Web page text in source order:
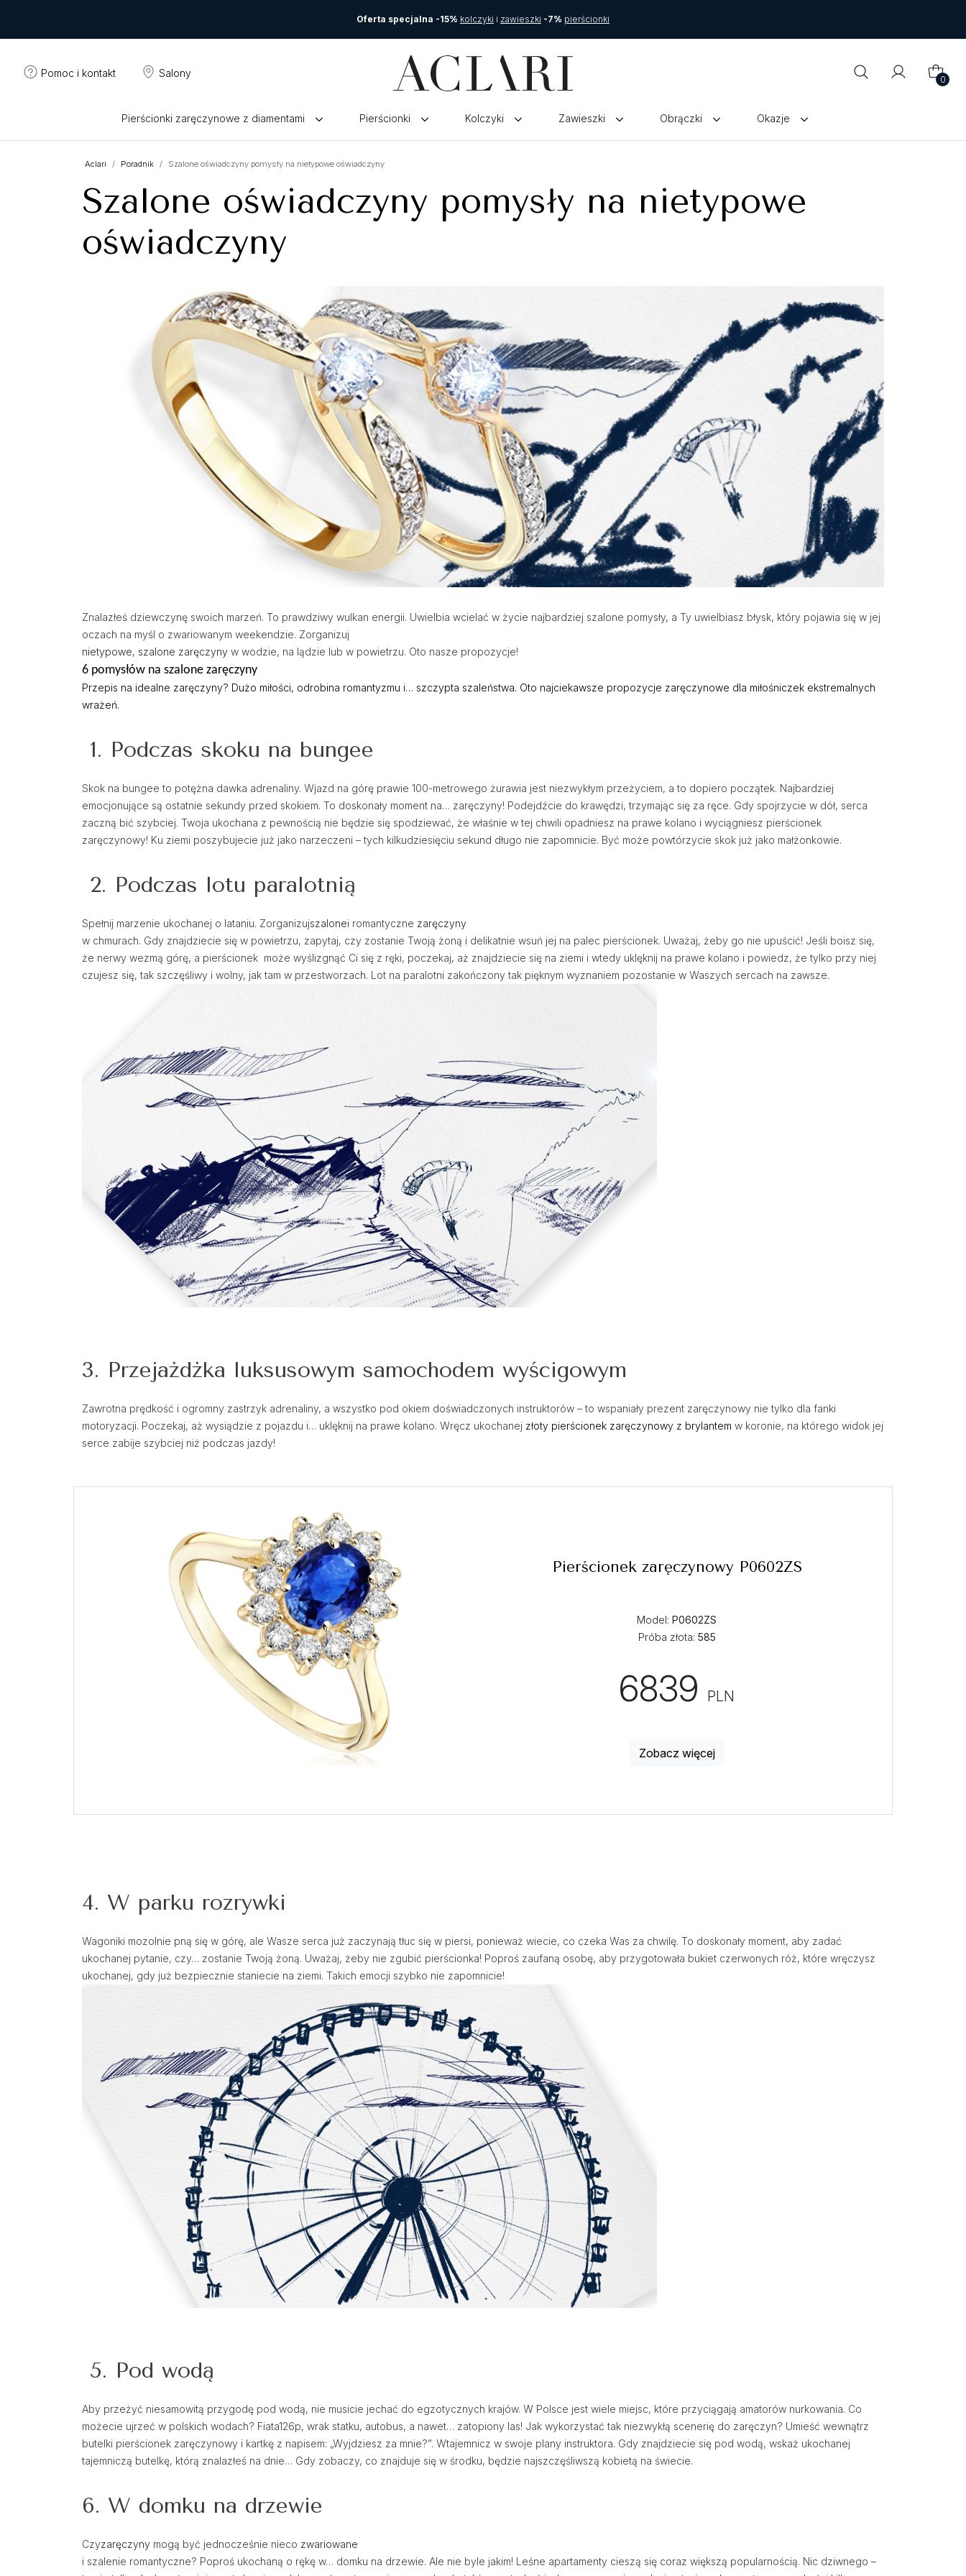
Oferta specjalna -15% kolczyki i zawieszki -7% pierścionki
Pomoc i kontakt Salony
0
Pierścionki zaręczynowe z diamentami Pierścionki Kolczyki Zawieszki Obrączki Okazje
Aclari Poradnik Szalone oświadczyny pomysły na nietypowe oświadczyny
Szalone oświadczyny pomysły na nietypowe
oświadczyny
Znalazłeś dziewczynę swoich marzeń. To prawdziwy wulkan energii. Uwielbia wcielać w życie najbardziej szalone pomysły, a Ty uwielbiasz błysk, który pojawia się w jej
oczach na myśl o zwariowanym weekendzie. Zorganizuj
nietypowe, szalone zaręczyny w wodzie, na lądzie lub w powietrzu. Oto nasze propozycje!
6 pomysłów na szalone zaręczyny
Przepis na idealne zaręczyny? Dużo miłości, odrobina romantyzmu i… szczypta szaleństwa. Oto najciekawsze propozycje zaręczynowe dla miłośniczek ekstremalnych
wrażeń.
1. Podczas skoku na bungee
Skok na bungee to potężna dawka adrenaliny. Wjazd na górę prawie 100-metrowego żurawia jest niezwykłym przeżyciem, a to dopiero początek. Najbardziej
emocjonujące są ostatnie sekundy przed skokiem. To doskonały moment na… zaręczyny! Podejdźcie do krawędzi, trzymając się za ręce. Gdy spojrzycie w dół, serca
zaczną bić szybciej. Twoja ukochana z pewnością nie będzie się spodziewać, że właśnie w tej chwili opadniesz na prawe kolano i wyciągniesz pierścionek
zaręczynowy! Ku ziemi poszybujecie już jako narzeczeni – tych kilkudziesięciu sekund długo nie zapomnicie. Być może powtórzycie skok już jako małżonkowie.
2. Podczas lotu paralotnią
Spełnij marzenie ukochanej o lataniu. Zorganizujszalonei romantyczne zaręczyny
w chmurach. Gdy znajdziecie się w powietrzu, zapytaj, czy zostanie Twoją żoną i delikatnie wsuń jej na palec pierścionek. Uważaj, żeby go nie upuścić! Jeśli boisz się,
że nerwy wezmą górę, a pierścionek może wyślizgnąć Ci się z ręki, poczekaj, aż znajdziecie się na ziemi i wtedy uklęknij na prawe kolano i powiedz, że tylko przy niej
czujesz się, tak szczęśliwy i wolny, jak tam w przestworzach. Lot na paralotni zakończony tak pięknym wyznaniem pozostanie w Waszych sercach na zawsze.
3. Przejażdżka luksusowym samochodem wyścigowym
Zawrotna prędkość i ogromny zastrzyk adrenaliny, a wszystko pod okiem doświadczonych instruktorów – to wspaniały prezent zaręczynowy nie tylko dla fanki
motoryzacji. Poczekaj, aż wysiądzie z pojazdu i… uklęknij na prawe kolano. Wręcz ukochanej złoty pierścionek zaręczynowy z brylantem w koronie, na którego widok jej
serce zabije szybciej niż podczas jazdy!
Pierścionek zaręczynowy P0602ZS
Model: P0602ZS
Próba złota: 585
6839 PLN
Zobacz więcej
4. W parku rozrywki
Wagoniki mozolnie pną się w górę, ale Wasze serca już zaczynają tłuc się w piersi, ponieważ wiecie, co czeka Was za chwilę. To doskonały moment, aby zadać
ukochanej pytanie, czy… zostanie Twoją żoną. Uważaj, żeby nie zgubić pierścionka! Poproś zaufaną osobę, aby przygotowała bukiet czerwonych róż, które wręczysz
ukochanej, gdy już bezpiecznie staniecie na ziemi. Takich emocji szybko nie zapomnicie!
5. Pod wodą
Aby przeżyć niesamowitą przygodę pod wodą, nie musicie jechać do egzotycznych krajów. W Polsce jest wiele miejsc, które przyciągają amatorów nurkowania. Co
możecie ujrzeć w polskich wodach? Fiata126p, wrak statku, autobus, a nawet… zatopiony las! Jak wykorzystać tak niezwykłą scenerię do zaręczyn? Umieść wewnątrz
butelki pierścionek zaręczynowy i kartkę z napisem: „Wyjdziesz za mnie?”. Wtajemnicz w swoje plany instruktora. Gdy znajdziecie się pod wodą, wskaż ukochanej
tajemniczą butelkę, którą znalazłeś na dnie… Gdy zobaczy, co znajduje się w środku, będzie najszczęśliwszą kobietą na świecie.
6. W domku na drzewie
Czyzaręczyny mogą być jednocześnie nieco zwariowane
i szalenie romantyczne? Poproś ukochaną o rękę w… domku na drzewie. Ale nie byle jakim! Leśne apartamenty cieszą się coraz większą popularnością. Nic dziwnego –